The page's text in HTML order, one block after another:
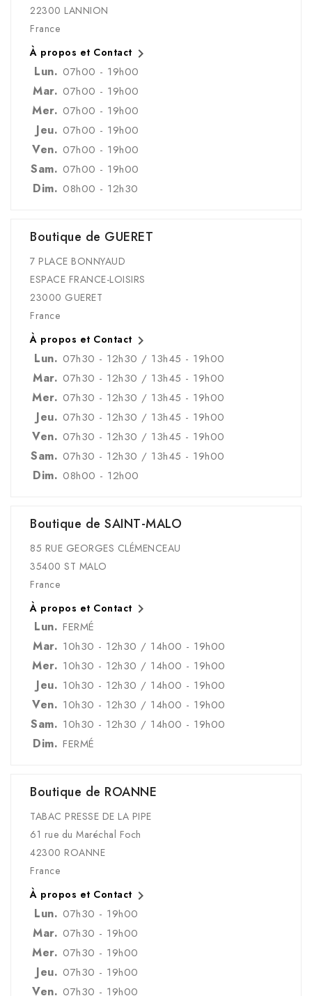
22300 LANNION
France
À propos et Contact 
Lun. 07h00 - 19h00
Mar. 07h00 - 19h00
Mer. 07h00 - 19h00
Jeu. 07h00 - 19h00
Ven. 07h00 - 19h00
Sam. 07h00 - 19h00
Dim. 08h00 - 12h30
Boutique de GUERET
7 PLACE BONNYAUD
ESPACE FRANCE-LOISIRS
23000 GUERET
France
À propos et Contact 
Lun. 07h30 - 12h30 / 13h45 - 19h00
Mar. 07h30 - 12h30 / 13h45 - 19h00
Mer. 07h30 - 12h30 / 13h45 - 19h00
Jeu. 07h30 - 12h30 / 13h45 - 19h00
Ven. 07h30 - 12h30 / 13h45 - 19h00
Sam. 07h30 - 12h30 / 13h45 - 19h00
Dim. 08h00 - 12h00
Boutique de SAINT-MALO
85 RUE GEORGES CLÉMENCEAU
35400 ST MALO
France
À propos et Contact 
Lun. FERMÉ
Mar. 10h30 - 12h30 / 14h00 - 19h00
Mer. 10h30 - 12h30 / 14h00 - 19h00
Jeu. 10h30 - 12h30 / 14h00 - 19h00
Ven. 10h30 - 12h30 / 14h00 - 19h00
Sam. 10h30 - 12h30 / 14h00 - 19h00
Dim. FERMÉ
Boutique de ROANNE
TABAC PRESSE DE LA PIPE
61 rue du Maréchal Foch
42300 ROANNE
France
À propos et Contact 
Lun. 07h30 - 19h00
Mar. 07h30 - 19h00
Mer. 07h30 - 19h00
Jeu. 07h30 - 19h00
Ven. 07h30 - 19h00